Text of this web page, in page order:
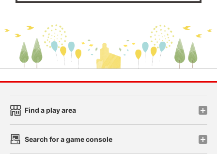
Find a play area
Search for a game console